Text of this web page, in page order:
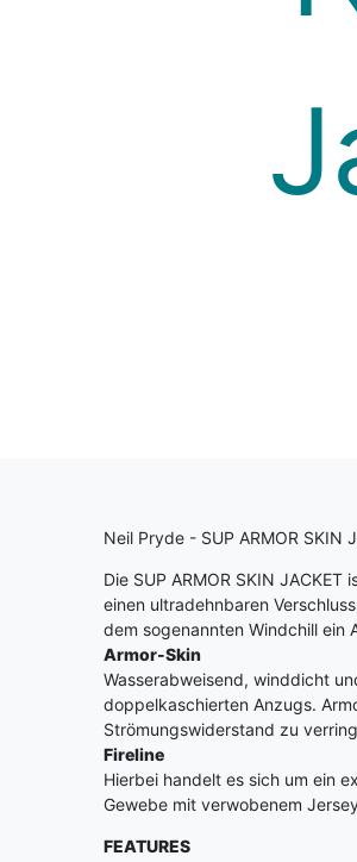
Neil Pryde - SUP ARMOR SKIN
Die SUP ARMOR SKIN
einen ultradehnbaren
dem sogenannten Windchill ein
Armor-Skin
Wasserabweisend, winddicht
doppelkaschierten Anzugs.
Strömungswiderstand zu
Fireline
Hierbei handelt es sich um ein
Gewebe mit verwobenem
FEATURES